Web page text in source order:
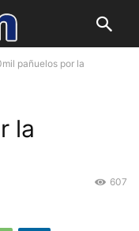
pañuelos por la
la
607